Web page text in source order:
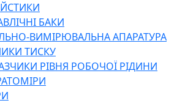
БАКИ
ВИМІРЮВАЛЬНА АПАРАТУРА
ТИСКУ
РІВНЯ РОБОЧОЇ РІДИНИ